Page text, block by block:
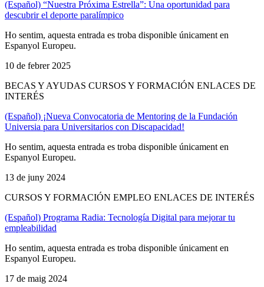
(Español) “Nuestra Próxima Estrella”: Una oportunidad para
descubrir el deporte paralímpico
Ho sentim, aquesta entrada es troba disponible únicament en
Espanyol Europeu.
10 de febrer 2025
BECAS Y AYUDAS CURSOS Y FORMACIÓN ENLACES DE
INTERÉS
(Español) ¡Nueva Convocatoria de Mentoring de la Fundación
Universia para Universitarios con Discapacidad!
Ho sentim, aquesta entrada es troba disponible únicament en
Espanyol Europeu.
13 de juny 2024
CURSOS Y FORMACIÓN EMPLEO ENLACES DE INTERÉS
(Español) Programa Radia: Tecnología Digital para mejorar tu
empleabilidad
Ho sentim, aquesta entrada es troba disponible únicament en
Espanyol Europeu.
17 de maig 2024